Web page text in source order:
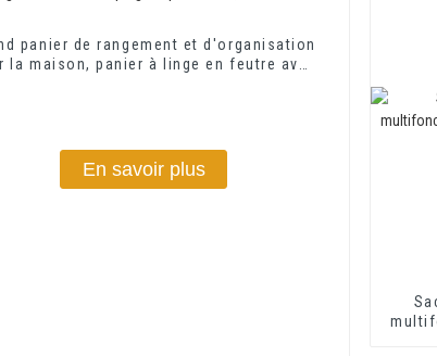
panier de rangement et d'organisation
la maison, panier à linge en feutre avec
En savoir plus